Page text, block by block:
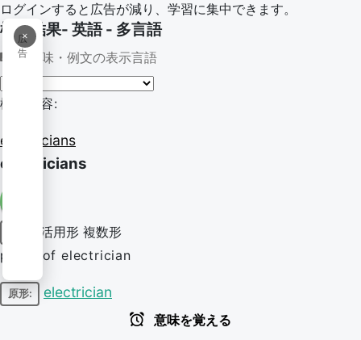
ログインすると広告が減り、学習に集中できます。
×
広
告
検索結果- 英語 - 多言語
意味・例文の表示言語
検索内容:
electricians
electricians
活用形 複数形
plural of electrician
原形: electrician
意味を覚える